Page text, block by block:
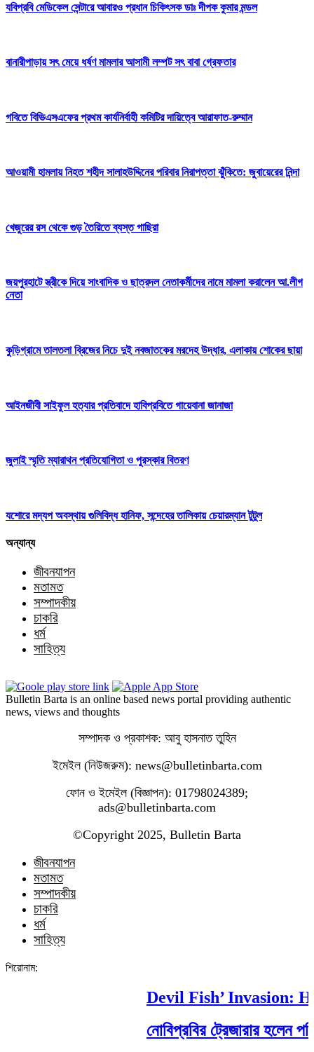
যবিপ্রবি মেডিকেল সেন্টারে আবারও প্রধান চিকিৎসক ডাঃ দীপক কুমার মন্ডল
বানারীপাড়ায় সৎ মেয়ে ধর্ষণ মামলার আসামী লম্পট সৎ বাবা গ্রেফতার
গবিতে বিভিএসএফের প্রথম কার্যনির্বাহী কমিটির দায়িত্বে আরাফাত-রুম্মান
আওয়ামী হামলায় নিহত শহীদ সালাহউদ্দিনের পরিবার নিরাপত্তা ঝুঁকিতে: জুবায়েরের নিন্দা
খেজুরের রস থেকে গুড় তৈরিতে ব্যস্ত গাছিরা
জয়পুরহাটে স্ত্রীকে দিয়ে সাংবাদিক ও ছাত্রদল নেতাকর্মীদের নামে মামলা করালেন আ.লীগ
নেতা
কুড়িগ্রামে তালতলা ব্রিজের নিচে দুই নবজাতকের মরদেহ উদ্ধার, এলাকায় শোকের ছায়া
আইনজীবী সাইফুল হত্যার প্রতিবাদে হাবিপ্রবিতে গায়েবানা জানাজা
জুলাই স্মৃতি ম্যারাথন প্রতিযোগিতা ও পুরস্কার বিতরণ
যশোরে মদ্যপ অবস্থায় গুলিবিদ্ধ হানিফ, সন্দেহের তালিকায় চেয়ারম্যান টুটুল
অন্যান্য
জীবনযাপন
মতামত
সম্পাদকীয়
চাকরি
ধর্ম
সাহিত্য
Bulletin Barta is an online based news portal providing authentic
news, views and thoughts
সম্পাদক ও প্রকাশক: আবু হাসনাত তুহিন
ইমেইল (নিউজরুম): news@bulletinbarta.com
ফোন ও ইমেইল (বিজ্ঞাপন): 01798024389;
ads@bulletinbarta.com
©️Copyright 2025, Bulletin Barta
জীবনযাপন
মতামত
সম্পাদকীয়
চাকরি
ধর্ম
সাহিত্য
শিরোনাম:
Devil Fish’ Invasion:
নোবিপ্রবির ট্রেজারার হলেন